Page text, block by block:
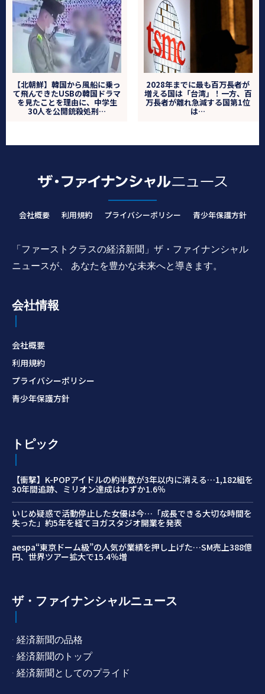
【北朝鮮】韓国から風船に乗っ
て飛んできたUSBの韓国ドラマ
を見たことを理由に、中学生
30人を公開銃殺処刑…
2028年までに最も百万長者が
増える国は「台湾」！一方、百
万長者が離れ急減する国第1位
は…
会社概要 利用規約 プライバシーポリシー 青少年保護方針
「ファーストクラスの経済新聞」ザ・ファイナンシャル
ニュースが、 あなたを豊かな未来へと導きます。
会社情報
会社概要
利用規約
プライバシーポリシー
青少年保護方針
トピック
【衝撃】K-POPアイドルの約半数が3年以内に消える…1,182組を
30年間追跡、ミリオン達成はわずか1.6％
いじめ疑惑で活動停止した女優は今…「成長できる大切な時間を
失った」約5年を経てヨガスタジオ開業を発表
aespa“東京ドーム級”の人気が業績を押し上げた…SM売上388億
円、世界ツアー拡大で15.4％増
ザ・ファイナンシャルニュース
· 経済新聞の品格
· 経済新聞のトップ
· 経済新聞としてのプライド